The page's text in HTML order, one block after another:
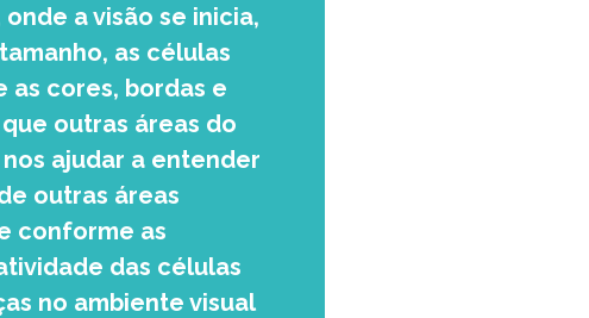
a visão se inicia,
as células
as cores, bordas e
outras áreas do
ajudar a entender
outras áreas
conforme as
das células
no ambiente visual